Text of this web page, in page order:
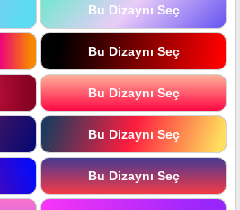
Bu Dizaynı Seç
Bu Dizaynı Seç
Bu Dizaynı Seç
Bu Dizaynı Seç
Bu Dizaynı Seç